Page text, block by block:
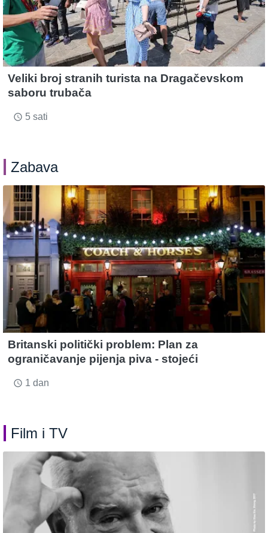
Veliki broj stranih turista na Dragačevskom
saboru trubača
access_time 5 sati
Zabava
Britanski politički problem: Plan za
ograničavanje pijenja piva - stojeći
access_time 1 dan
Film i TV